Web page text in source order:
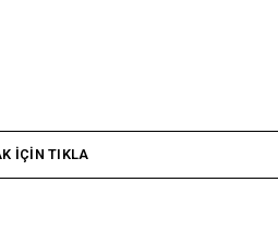
IÇIN TIKLA